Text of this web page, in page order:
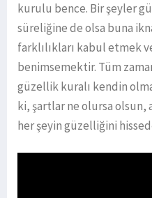
kurulu bence. Bir şeyler
süreliğine de olsa buna
farklılıkları kabul etmek
benimsemektir. Tüm
güzellik kuralı kendin
ki, şartlar ne olursa olsun,
her şeyin güzelliğini